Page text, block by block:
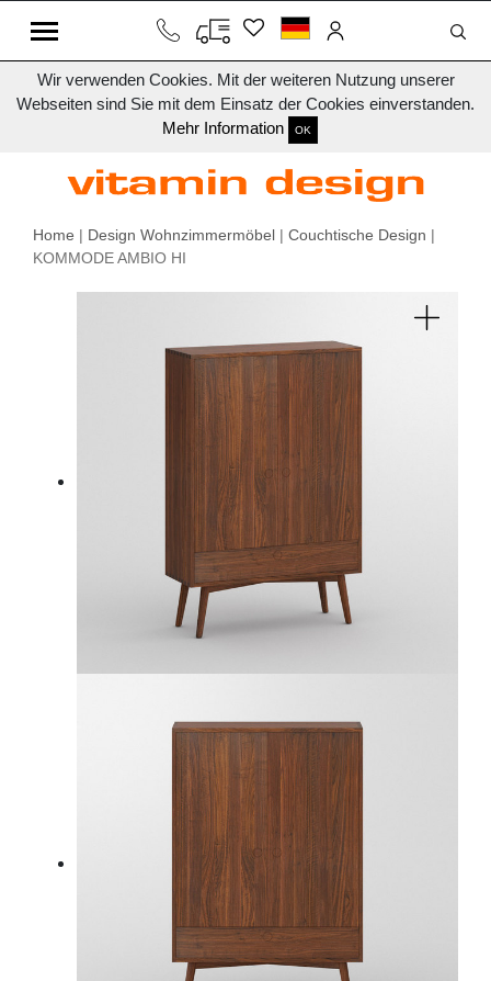
Wir verwenden Cookies. Mit der weiteren Nutzung unserer
Webseiten sind Sie mit dem Einsatz der Cookies einverstanden.
Mehr Information
OK
Home | Design Wohnzimmermöbel | Couchtische Design |
KOMMODE AMBIO HI